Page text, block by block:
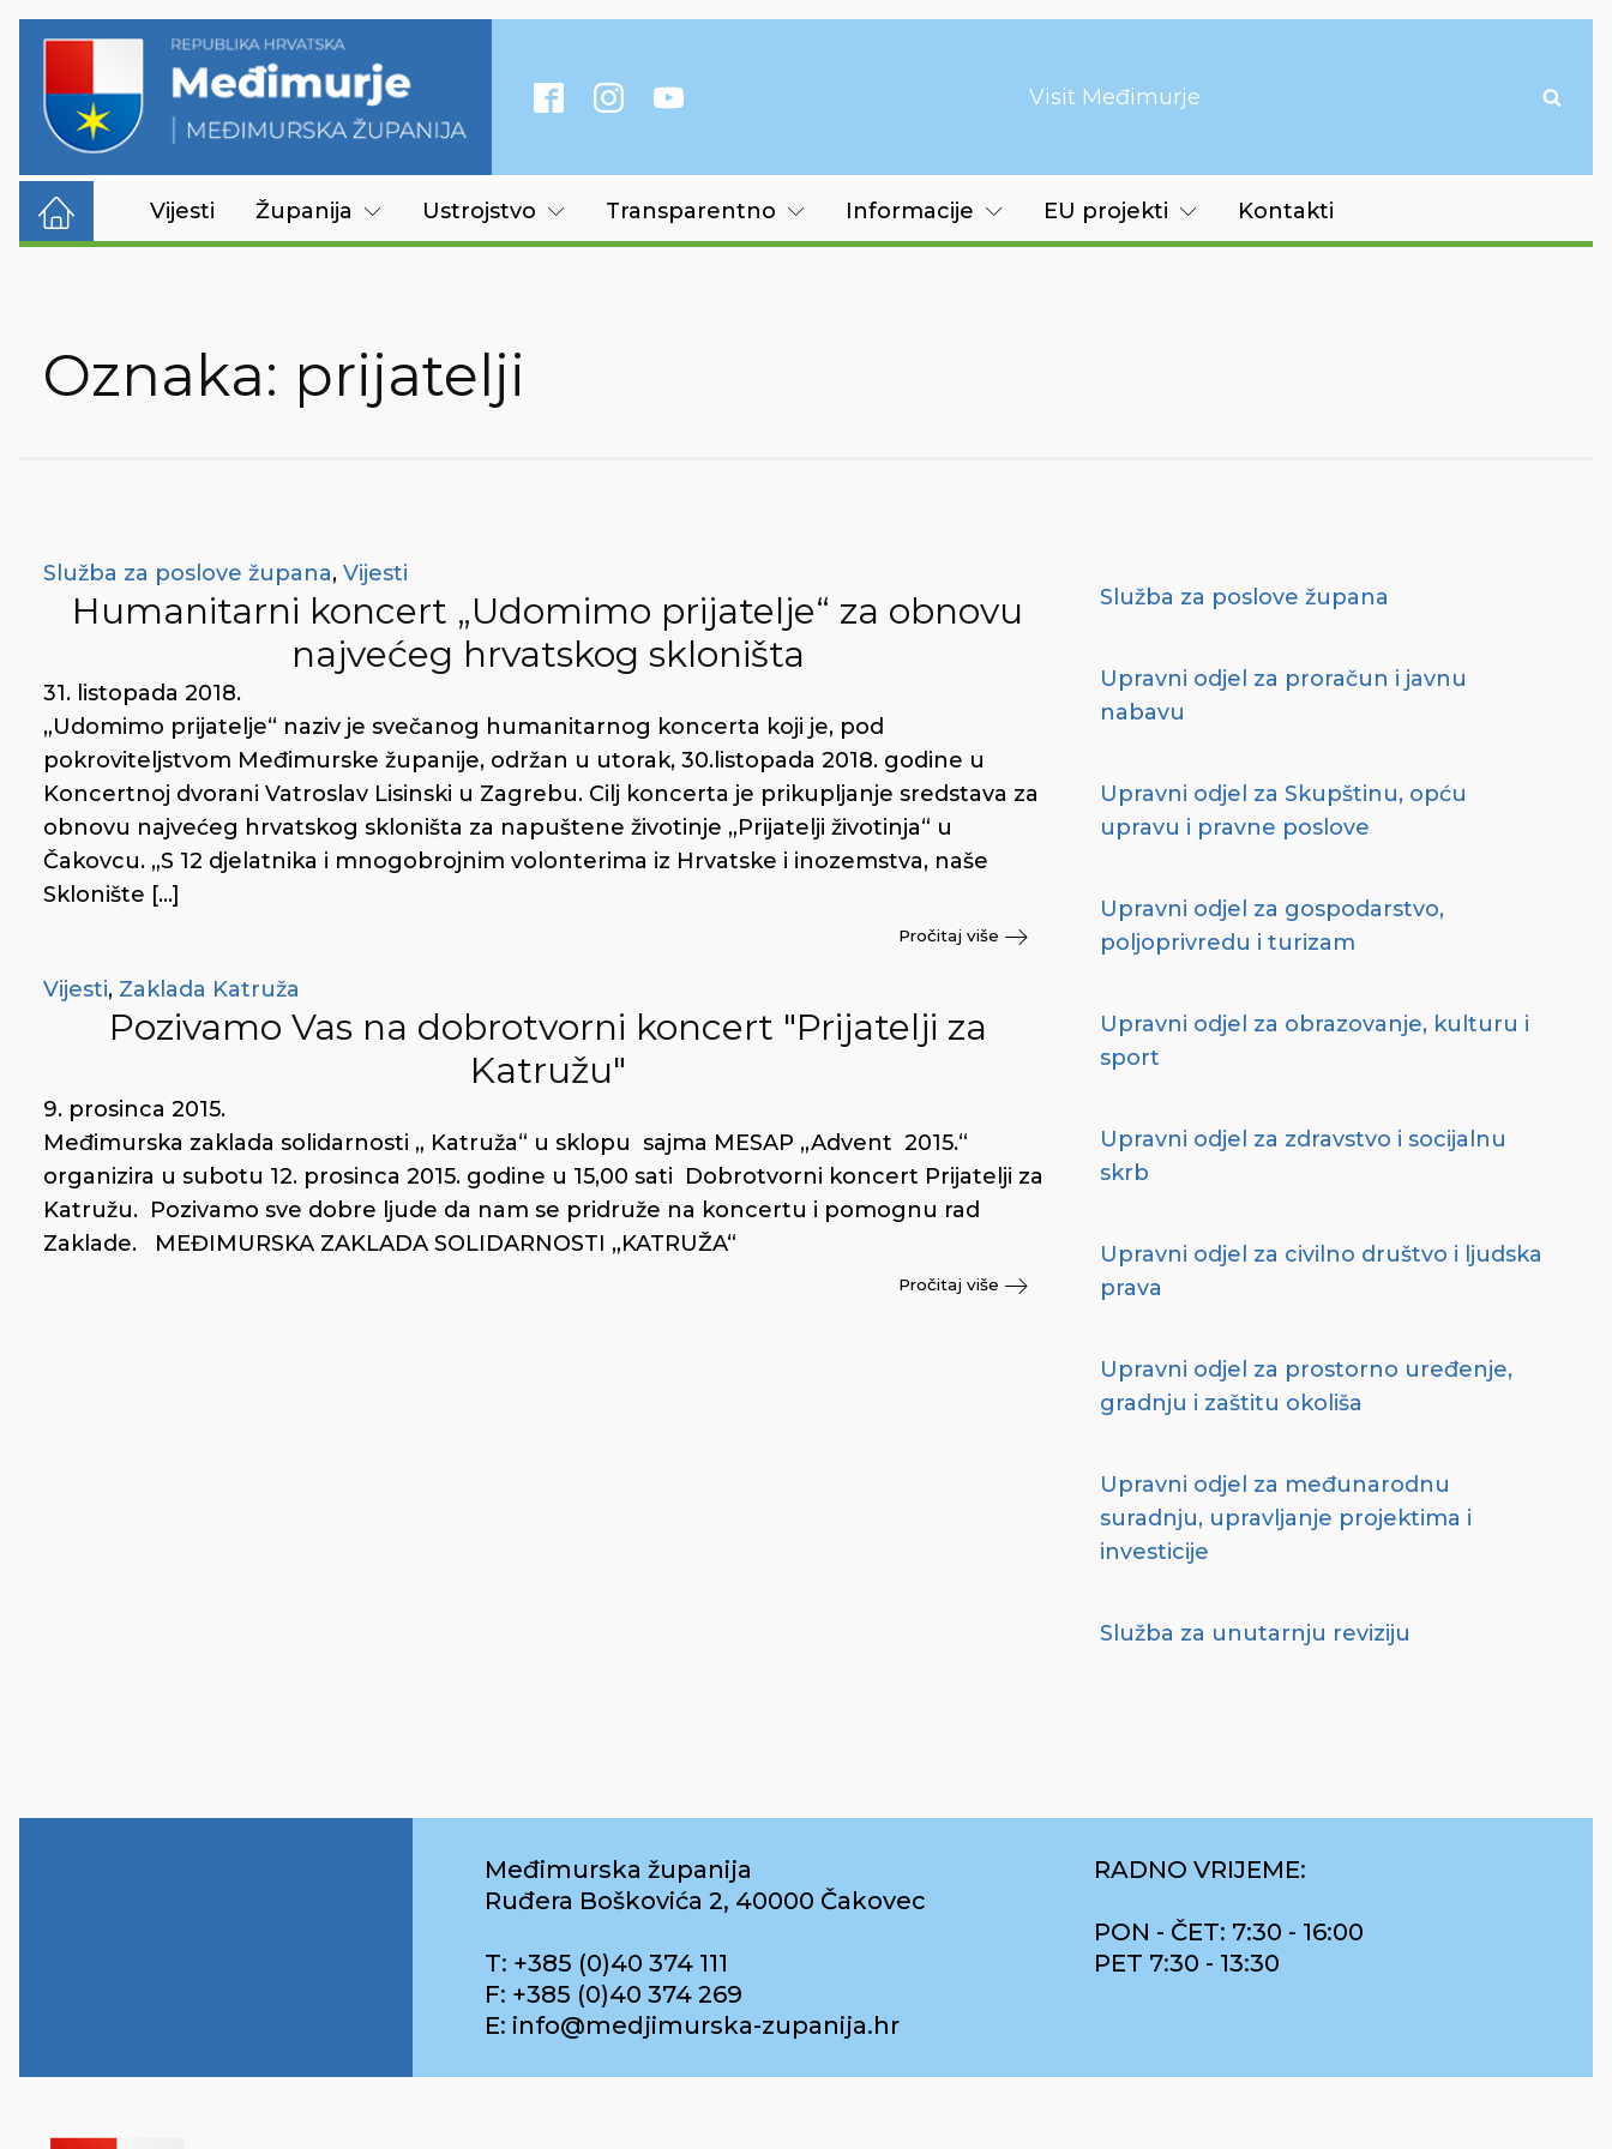
Visit Međimurje
Vijesti Županija Ustrojstvo Transparentno Informacije EU projekti Kontakti
Oznaka: prijatelji
Služba za poslove župana, Vijesti
Humanitarni koncert „Udomimo prijatelje“ za obnovu
najvećeg hrvatskog skloništa
31. listopada 2018.
„Udomimo prijatelje“ naziv je svečanog humanitarnog koncerta koji je, pod
pokroviteljstvom Međimurske županije, održan u utorak, 30.listopada 2018. godine u
Koncertnoj dvorani Vatroslav Lisinski u Zagrebu. Cilj koncerta je prikupljanje sredstava za
obnovu najvećeg hrvatskog skloništa za napuštene životinje „Prijatelji životinja“ u
Čakovcu. „S 12 djelatnika i mnogobrojnim volonterima iz Hrvatske i inozemstva, naše
Sklonište […]
Pročitaj više
Vijesti, Zaklada Katruža
Pozivamo Vas na dobrotvorni koncert "Prijatelji za
Katružu"
9. prosinca 2015.
Međimurska zaklada solidarnosti „ Katruža“ u sklopu sajma MESAP „Advent 2015.“
organizira u subotu 12. prosinca 2015. godine u 15,00 sati Dobrotvorni koncert Prijatelji za
Katružu. Pozivamo sve dobre ljude da nam se pridruže na koncertu i pomognu rad
Zaklade. MEĐIMURSKA ZAKLADA SOLIDARNOSTI „KATRUŽA“
Pročitaj više
Služba za poslove župana
Upravni odjel za proračun i javnu
nabavu
Upravni odjel za Skupštinu, opću
upravu i pravne poslove
Upravni odjel za gospodarstvo,
poljoprivredu i turizam
Upravni odjel za obrazovanje, kulturu i
sport
Upravni odjel za zdravstvo i socijalnu
skrb
Upravni odjel za civilno društvo i ljudska
prava
Upravni odjel za prostorno uređenje,
gradnju i zaštitu okoliša
Upravni odjel za međunarodnu
suradnju, upravljanje projektima i
investicije
Služba za unutarnju reviziju
Međimurska županija
Ruđera Boškovića 2, 40000 Čakovec
T: +385 (0)40 374 111
F: +385 (0)40 374 269
E: info@medjimurska-zupanija.hr
RADNO VRIJEME:
PON - ČET: 7:30 - 16:00
PET 7:30 - 13:30